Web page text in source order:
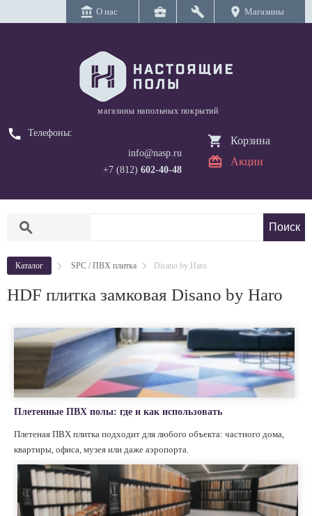
account_balance О нас business_center build location_on Магазины
магазины напольных покрытий
call
Телефоны:
info@nasp.ru
+7 (812) 602-40-48
Корзина
Акции
search
Каталог SPC / ПВХ плитка Disano by Haro
HDF плитка замковая Disano by Haro
Плетенные ПВХ полы: где и как использовать
Плетеная ПВХ плитка подходит для любого объекта: частного дома,
квартиры, офиса, музея или даже аэропорта.